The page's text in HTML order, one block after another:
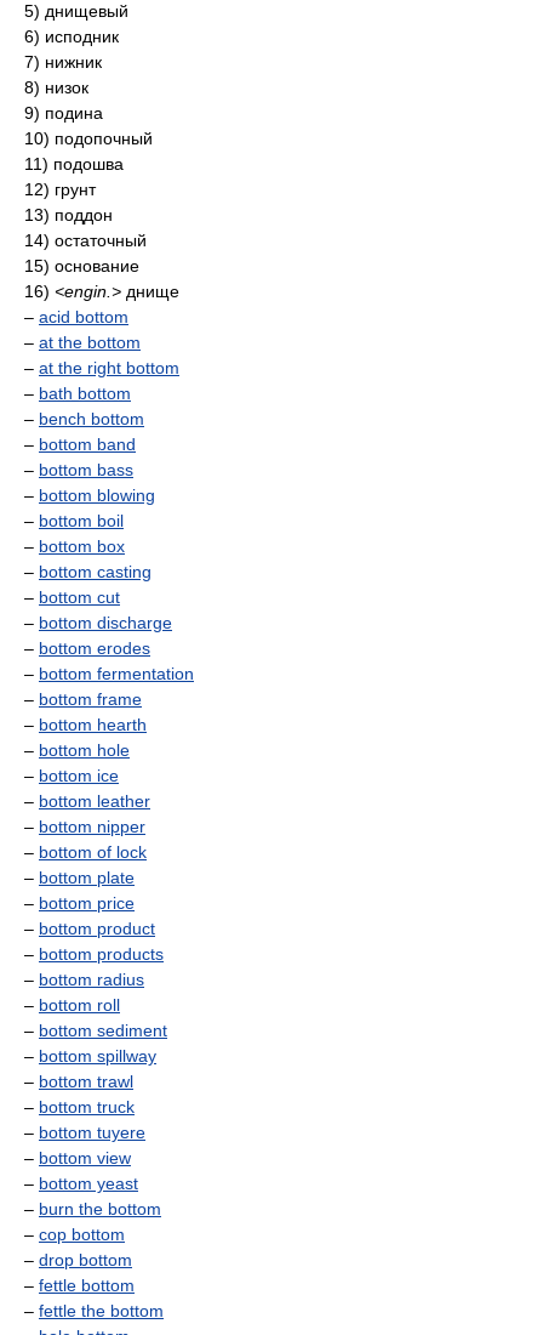
5) днищевый
6) исподник
7) нижник
8) низок
9) подина
10) подопочный
11) подошва
12) грунт
13) поддон
14) остаточный
15) основание
16) <engin.> днище
– acid bottom
– at the bottom
– at the right bottom
– bath bottom
– bench bottom
– bottom band
– bottom bass
– bottom blowing
– bottom boil
– bottom box
– bottom casting
– bottom cut
– bottom discharge
– bottom erodes
– bottom fermentation
– bottom frame
– bottom hearth
– bottom hole
– bottom ice
– bottom leather
– bottom nipper
– bottom of lock
– bottom plate
– bottom price
– bottom product
– bottom products
– bottom radius
– bottom roll
– bottom sediment
– bottom spillway
– bottom trawl
– bottom truck
– bottom tuyere
– bottom view
– bottom yeast
– burn the bottom
– cop bottom
– drop bottom
– fettle bottom
– fettle the bottom